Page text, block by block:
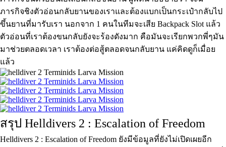
ภารกิจชิงตัวอ่อนกลับยานของเราและต้องแบกเป็นกระเป๋ากลับไป
ขึ้นยานที่มารับเรา นอกจาก 1 คนในทีมจะเสีย Backpack Slot แล้ว
ตัวอ่อนที่เราต้องขนกลับยังจะร้องดังมาก คือมันจะเรียกพวกพี่ๆมัน
มาช่วยตลอดเวลา เราต้องต่อสู้ตลอดจนกลับยาน แค่คิดดูก็เมื่อย
แล้ว
สรุป Helldivers 2 : Escalation of Freedom
Helldivers 2 : Escalation of Freedom ยังมีข้อมูลที่ยังไม่เปิดเผยอีก